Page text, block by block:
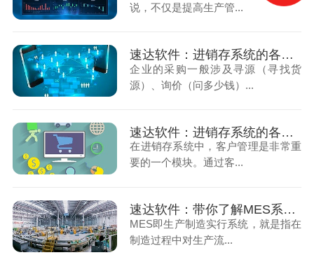
说，不仅是提高生产管...
速达软件：进销存系统的各个环节如何运作（上）
企业的采购一般涉及寻源（寻找货
源）、询价（问多少钱）...
速达软件：进销存系统的各个环节如何运作（下）
在进销存系统中，客户管理是非常重
要的一个模块。通过客...
速达软件：带你了解MES系统的实施困难点
MES即生产制造实行系统，就是指在
制造过程中对生产流...